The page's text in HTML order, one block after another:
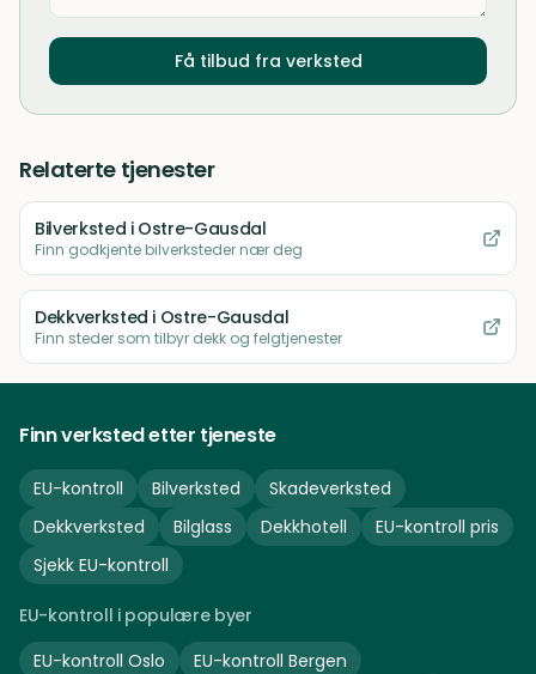
Få tilbud fra verksted
Relaterte tjenester
Bilverksted i Ostre-Gausdal
Finn godkjente bilverksteder nær deg
Dekkverksted i Ostre-Gausdal
Finn steder som tilbyr dekk og felgtjenester
Finn verksted etter tjeneste
EU-kontroll Bilverksted
Skadeverksted
Dekkverksted
Bilglass Dekkhotell
EU-kontroll pris
Sjekk EU-kontroll
EU-kontroll i populære byer
EU-kontroll Oslo EU-kontroll Bergen